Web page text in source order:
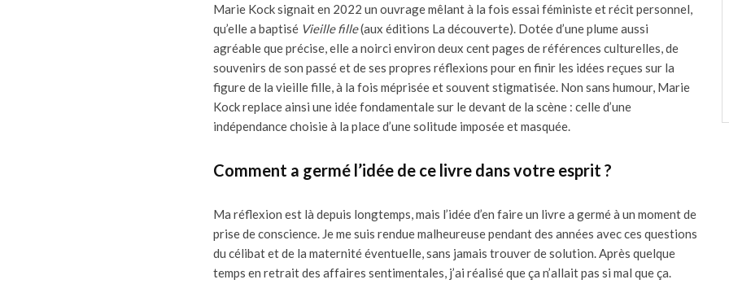
Marie Kock signait en 2022 un ouvrage mêlant à la fois essai féministe et récit personnel,
qu’elle a baptisé Vieille fille(aux éditions La découverte). Dotée d’une plume aussi
agréable que précise, elle a noirci environ deux cent pages de références culturelles, de
souvenirs de son passé et de ses propres réflexions pour en finir les idées reçues sur la
figure de la vieille fille, à la fois méprisée et souvent stigmatisée. Non sans humour, Marie
Kock replace ainsi une idée fondamentale sur le devant de la scène : celle d’une
indépendance choisie à la place d’une solitude imposée et masquée.
Comment a germé l’idée de ce livre dans votre esprit ?
Ma réflexion est là depuis longtemps, mais l’idée d’en faire un livre a germé à un moment de
prise de conscience. Je me suis rendue malheureuse pendant des années avec ces questions
du célibat et de la maternité éventuelle, sans jamais trouver de solution. Après quelque
temps en retrait des affaires sentimentales, j’ai réalisé que ça n’allait pas si mal que ça.